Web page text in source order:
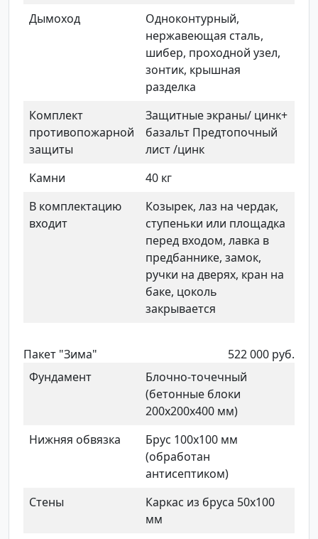
Дымоход
Одноконтурный,
нержавеющая сталь,
шибер, проходной узел,
зонтик, крышная
разделка
Комплект
противопожарной
защиты
Защитные экраны/ цинк+
базальт Предтопочный
лист /цинк
Камни
40 кг
В комплектацию
входит
Козырек, лаз на чердак,
ступеньки или площадка
перед входом, лавка в
предбаннике, замок,
ручки на дверях, кран на
баке, цоколь
закрывается
Пакет "Зима"
522 000 руб.
Фундамент
Блочно-точечный
(бетонные блоки
200х200х400 мм)
Нижняя обвязка
Брус 100х100 мм
(обработан
антисептиком)
Стены
Каркас из бруса 50х100
мм